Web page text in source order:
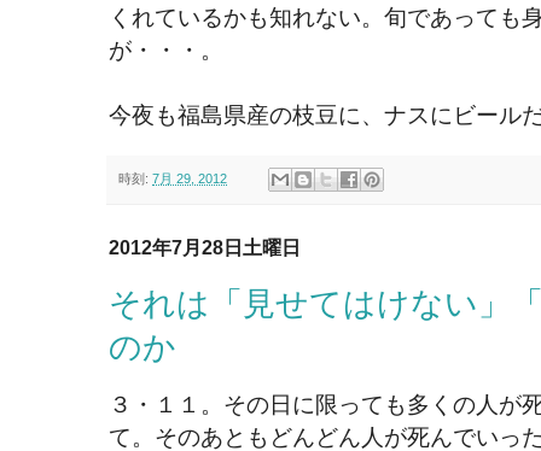
くれているかも知れない。旬であっても
が・・・。
今夜も福島県産の枝豆に、ナスにビール
時刻: 7月 29, 2012
2012年7月28日土曜日
それは「見せてはけない」
のか
３・１１。その日に限っても多くの人が
て。そのあともどんどん人が死んでいっ